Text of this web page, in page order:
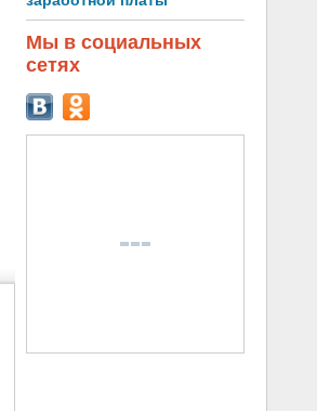
Мы в социальных
сетях